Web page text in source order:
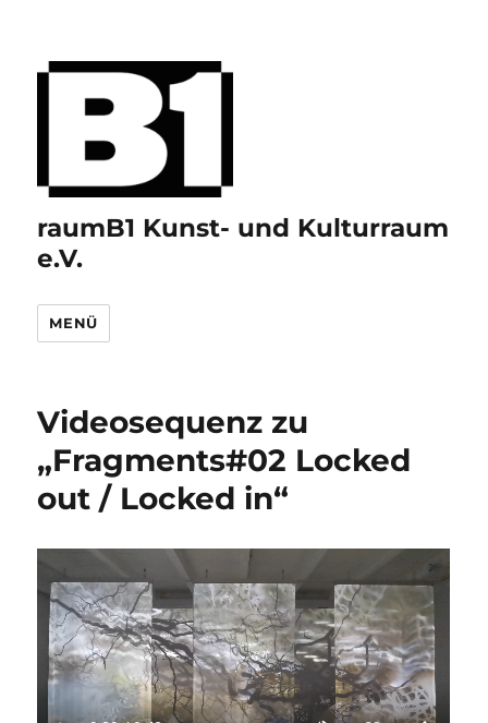
raumB1 Kunst- und Kulturraum
e.V.
MENÜ
Videosequenz zu
„Fragments#02 Locked
out / Locked in“